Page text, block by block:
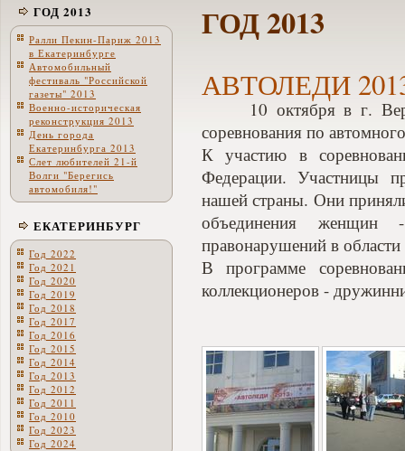
ГОД 2013
Ралли Пекин-Париж 2013
в Екатеринбурге
Автомобильный
фестиваль "Российской
газеты" 2013
Военно-историческая
реконструкция 2013
День города
Екатеринбурга 2013
Слет любителей 21-й
Волги "Берегись
автомобиля!"
ЕКАТЕРИНБУРГ
Год 2022
Год 2021
Год 2020
Год 2019
Год 2018
Год 2017
Год 2016
Год 2015
Год 2014
Год 2013
Год 2012
Год 2011
Год 2010
Год 2023
Год 2024
ГОД 2013
АВТОЛЕДИ
10 октября в г.
соревнования по
К участию в
Федерации. Участницы
нашей страны. Они
объединения женщин -
правонарушений в
В программе
коллекционеров -